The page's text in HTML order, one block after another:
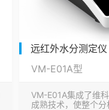
远红外水分测定
VM-E01A型
VM-E01A集成了维
成熟技术，使整个分